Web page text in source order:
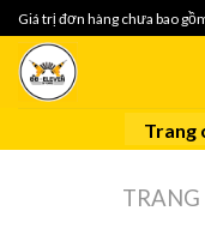
Skip
to
content
Giá trị đơn hàng chưa bao
Trang
TRANG